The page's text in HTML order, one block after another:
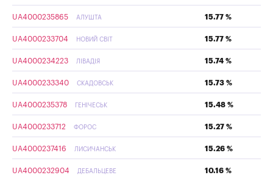
UA4000235865 АЛУШТА 15.77 %
UA4000233704 НОВИЙ СВІТ 15.77 %
UA4000234223 ЛІВАДІЯ 15.74 %
UA4000233340 СКАДОВСЬК 15.73 %
UA4000235378 ГЕНІЧЕСЬК 15.48 %
UA4000233712 ФОРОС 15.27 %
UA4000237416 ЛИСИЧАНСЬК 15.26 %
UA4000232904 ДЕБАЛЬЦЕВЕ 10.16 %